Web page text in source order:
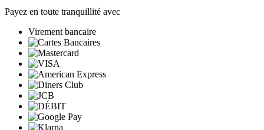
Payez en toute tranquillité avec
Virement bancaire